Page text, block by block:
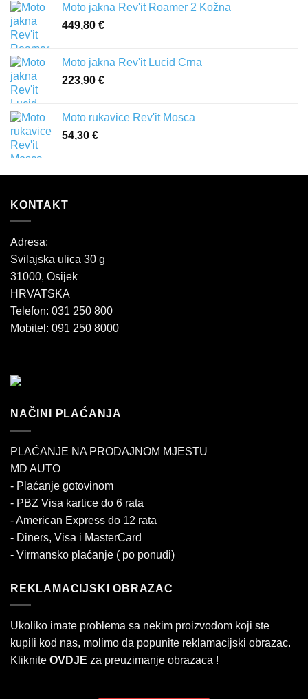
Moto jakna Rev'it Roamer 2 Kožna
449,80 €
Moto jakna Rev'it Lucid Crna
223,90 €
Moto rukavice Rev'it Mosca
54,30 €
KONTAKT
Adresa:
Svilajska ulica 30 g
31000, Osijek
HRVATSKA
Telefon: 031 250 800
Mobitel: 091 250 8000
NAČINI PLAĆANJA
PLAĆANJE NA PRODAJNOM MJESTU
MD AUTO
- Plaćanje gotovinom
- PBZ Visa kartice do 6 rata
- American Express do 12 rata
- Diners, Visa i MasterCard
- Virmansko plaćanje ( po ponudi)
REKLAMACIJSKI OBRAZAC
Ukoliko imate problema sa nekim proizvodom koji ste
kupili kod nas, molimo da popunite reklamacijski obrazac.
Kliknite OVDJE za preuzimanje obrazaca !